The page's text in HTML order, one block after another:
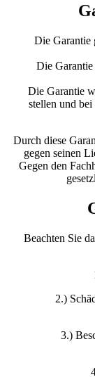
Die Garantie
Die
Die Garantie
stellen und
Durch diese
gegen seinen
Gegen den
Beachten Sie
2.)
3.)